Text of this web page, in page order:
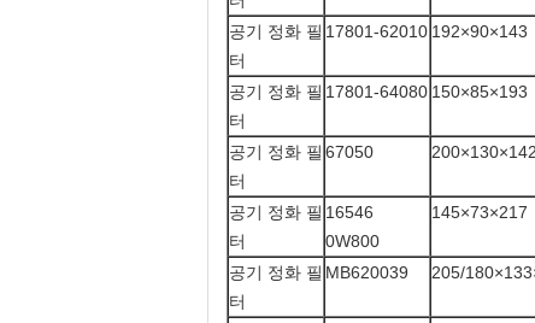
공기 정화 필
터
17801-62010 192×90×143
공기 정화 필
터
17801-64080 150×85×193
공기 정화 필
터
67050 200×130×142
공기 정화 필
터
16546
0W800
145×73×217
공기 정화 필
터
MB620039 205/